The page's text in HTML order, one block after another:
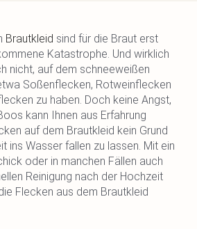
Brautkleid sind für die Braut erst
Katastrophe. Und wirklich
nicht, auf dem schneeweißen
Soßenflecken, Rotweinflecken
zu haben. Doch keine Angst,
kann Ihnen aus Erfahrung
auf dem Brautkleid kein Grund
ins Wasser fallen zu lassen. Mit ein
oder in manchen Fällen auch
Reinigung nach der Hochzeit
Flecken aus dem Brautkleid